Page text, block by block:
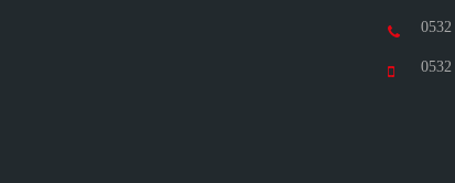
0532